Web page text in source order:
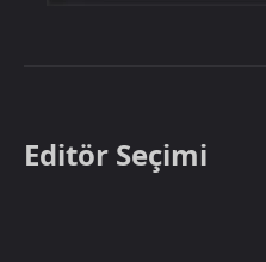
Editör Seçimi